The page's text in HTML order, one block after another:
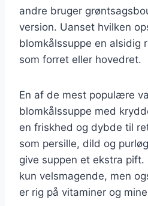
andre bruger
version. Uanset hvilken
blomkålssuppe en alsidig
som forret eller hovedret.
En af de mest populære
blomkålssuppe med
en friskhed og dybde til
som persille, dild og
give suppen et ekstra pift.
kun velsmagende, men
er rig på vitaminer og